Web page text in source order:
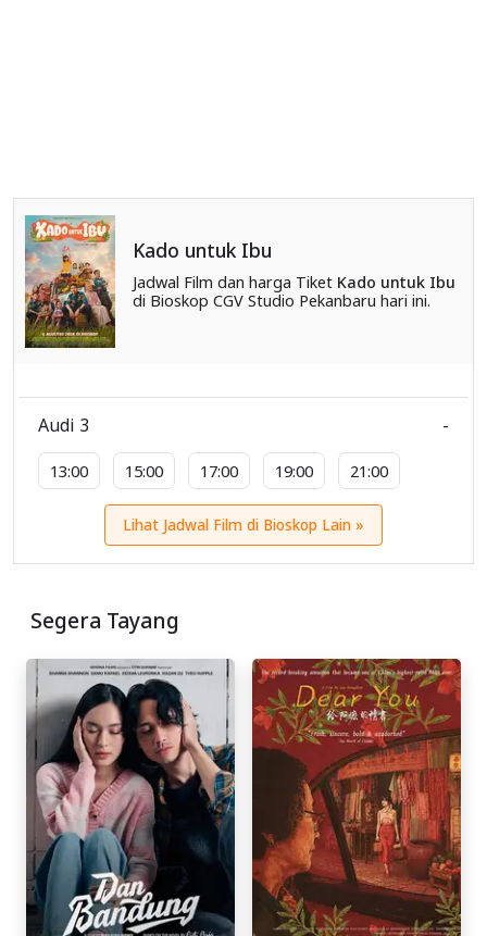
Kado untuk Ibu
Jadwal Film dan harga Tiket Kado untuk Ibu
di Bioskop CGV Studio Pekanbaru hari ini.
Audi 3
13:00 15:00 17:00 19:00 21:00
-
Lihat Jadwal Film di Bioskop Lain »
Segera Tayang